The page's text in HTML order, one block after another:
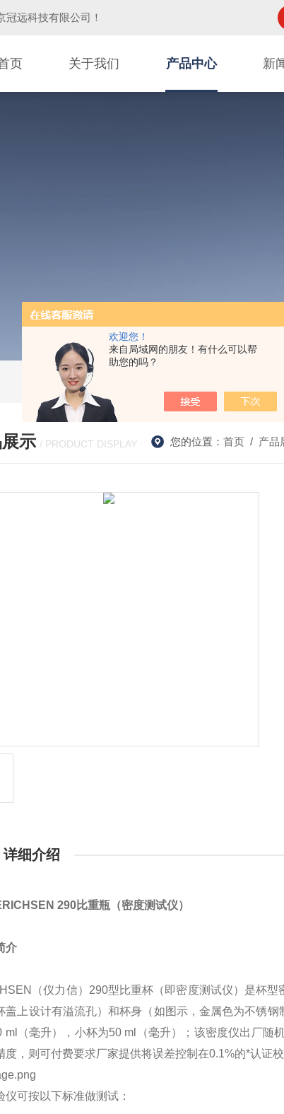
欢迎您！
来自局域网的朋友！有什么可以帮
助您的吗？
冠远科技有限公司 ！
页 关于我们 产品中心 新
示 / PRODUCT DISPLAY 您的位置： 首页/ 产品
详细介绍
290比重瓶（密度测试仪）
介
（仪力信）290型比重杯（即密度测试仪）是杯
盖上设计有溢流孔）和杯身（如图示，金属色为不锈
ml（毫升），小杯为50 ml（毫升）；该密度仪出厂随
度，则可付费要求厂家提供将误差控制在0.1%的*认证校
仪可按以下标准做测试：